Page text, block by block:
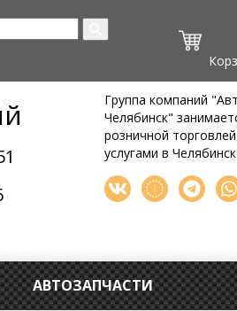
Группа компаний
Челябинск"
розничной
услугами в
АВТОЗАПЧАСТИ